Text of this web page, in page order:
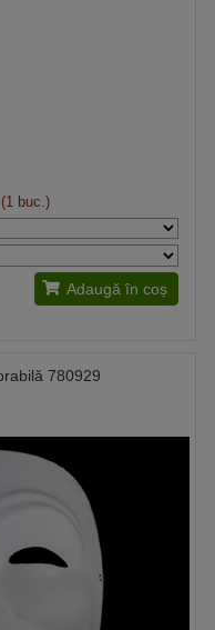
buc.)
Adaugă în coș
780929